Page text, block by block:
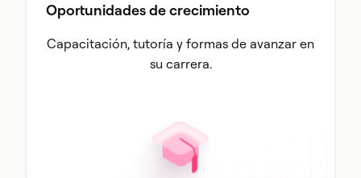
Oportunidades de crecimiento
Capacitación, tutoría y formas de avanzar en
su carrera.